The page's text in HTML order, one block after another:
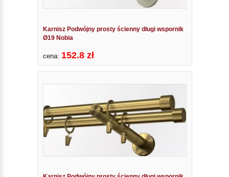
Karnisz Podwójny prosty ścienny długi wspornik
Ø19 Nobia
cena: 152.8 zł